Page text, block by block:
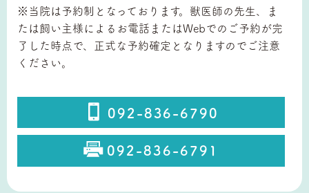
※当院は予約制となっております。獣医師の先生、ま
たは飼い主様によるお電話またはWebでのご予約が完
了した時点で、正式な予約確定となりますのでご注意
ください。
092-836-6790
092-836-6791